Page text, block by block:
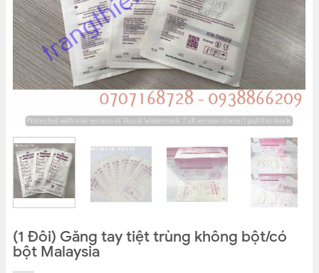
(1 Đôi) Găng tay tiệt trùng không bột/có
bột Malaysia